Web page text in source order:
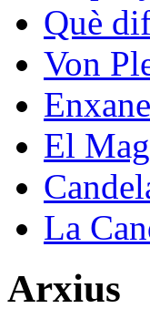
Què
Von
El
La
Arxius